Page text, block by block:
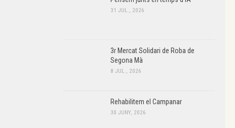
31 JUL., 2026
3r Mercat Solidari de Roba de
Segona Mà
8 JUL., 2026
Rehabilitem el Campanar
30 JUNY, 2026